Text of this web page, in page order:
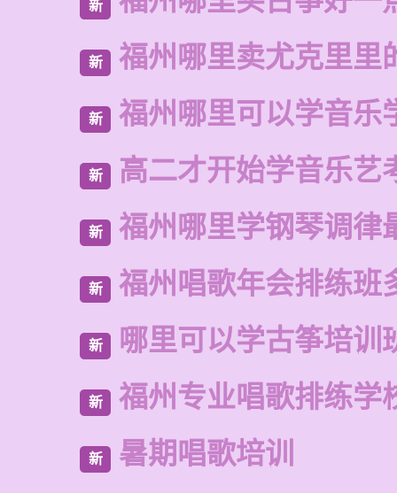
新
新 福州哪里卖尤克里里
新 福州哪里可以学音乐
新 高二才开始学音乐艺
新 福州哪里学钢琴调律
新 福州唱歌年会排练班
新 哪里可以学古筝培训
新 福州专业唱歌排练学
新 暑期唱歌培训